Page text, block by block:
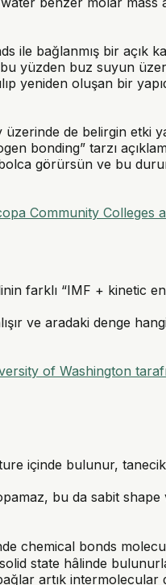
bağlanmış bir açık
yüzden buz suyun
yeniden oluşan bir
de belirgin etki
bonding” tarzı
görürsün ve bu
Community Colleges
farklı “IMF + kinetic
ve aradaki denge
of Washington
içinde bulunur,
bu da sabit shape
chemical bonds
state hâlinde
artık intermolecular